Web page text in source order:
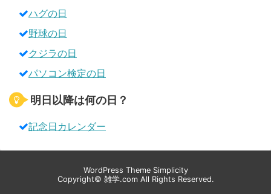
ハグの日
野球の日
クジラの日
パソコン検定の日
明日以降は何の日？
記念日カレンダー
WordPress Theme Simplicity
Copyright© 雑学.comAll Rights Reserved.